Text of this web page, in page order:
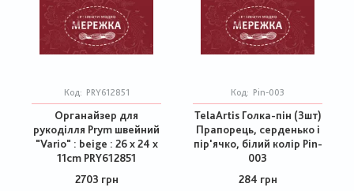
Код: PRY612851
Органайзер для
рукоділля Prym швейний
"Vario" : beige : 26 x 24 x
11cm PRY612851
2703 грн
Код: Pin-003
TelaArtis Голка-пін (3шт)
Прапорець, серденько і
пір'ячко, білий колір Pin-
003
284 грн